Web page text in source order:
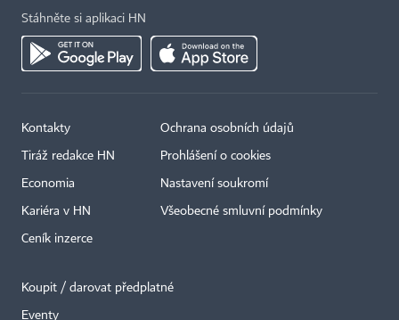
Stáhněte si aplikaci HN
Kontakty
Tiráž redakce HN
Economia
Kariéra v HN
Ceník inzerce
Ochrana osobních údajů
Prohlášení o cookies
Nastavení soukromí
Všeobecné smluvní podmínky
Koupit / darovat předplatné
Eventy